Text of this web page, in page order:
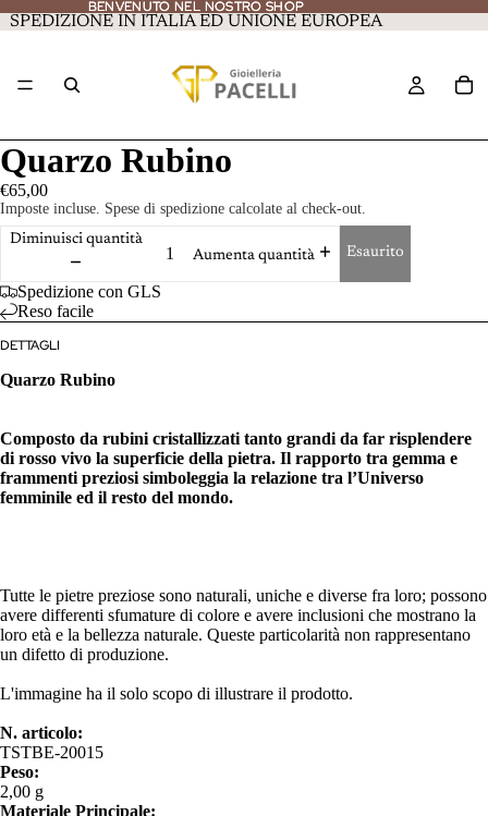
BENVENUTO NEL NOSTRO SHOP
BENVENUTO NEL NOSTRO SHOP
SPEDIZIONE IN ITALIA ED UNIONE EUROPEA
Quarzo Rubino
€65,00
Imposte incluse. Spese di spedizione calcolate al check-out.
Diminuisci quantità
Aumenta quantità
Esaurito
Spedizione con GLS
Reso facile
DETTAGLI
Quarzo Rubino
Composto da rubini cristallizzati tanto grandi da far risplendere
di rosso vivo la superficie della pietra. Il rapporto tra gemma e
frammenti preziosi simboleggia la relazione tra l’Universo
femminile ed il resto del mondo.
Tutte le pietre preziose sono naturali, uniche e diverse fra loro; possono
avere differenti sfumature di colore e avere inclusioni che mostrano la
loro età e la bellezza naturale. Queste particolarità non rappresentano
un difetto di produzione.
L'immagine ha il solo scopo di illustrare il prodotto.
N. articolo:
TSTBE-20015
Peso:
2,00 g
Materiale Principale: